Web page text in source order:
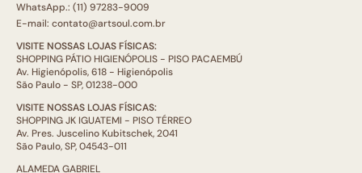
WhatsApp.: (11) 97283-9009
E-mail: contato@artsoul.com.br
VISITE NOSSAS LOJAS FÍSICAS:
SHOPPING PÁTIO HIGIENÓPOLIS - PISO PACAEMBÚ
Av. Higienópolis, 618 - Higienópolis
São Paulo - SP, 01238-000
VISITE NOSSAS LOJAS FÍSICAS:
SHOPPING JK IGUATEMI - PISO TÉRREO
Av. Pres. Juscelino Kubitschek, 2041
São Paulo, SP, 04543-011
ALAMEDA GABRIEL